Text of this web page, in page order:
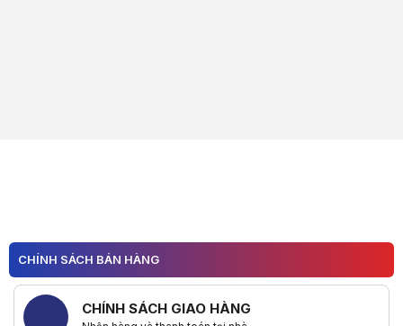
CHÍNH SÁCH BÁN HÀNG
CHÍNH SÁCH GIAO HÀNG